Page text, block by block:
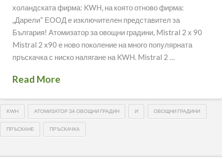
холандската фирма: KWH, на която отново фирма:
„Дарели“ ЕООД е изключителен представител за
България! Атомизатор за овощни градини, Mistral 2 х 90
Mistral 2 x90 е ново поколение на много популярната
пръскачка с ниско налягане на KWH. Mistral 2 …
Read More
KWH АТОМИЗАТОР ЗА ОВОЩНИ ГРАДИН И ОВОЩНИ ГРАДИНИ
ПРЪСКАНЕ ПРЪСКАЧКА